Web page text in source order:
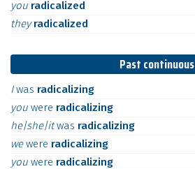
you radicalized
theyradicalized
Past continuous
Iwas radicalizing
you were radicalizing
he|she|itwas radicalizing
wewere radicalizing
you were radicalizing